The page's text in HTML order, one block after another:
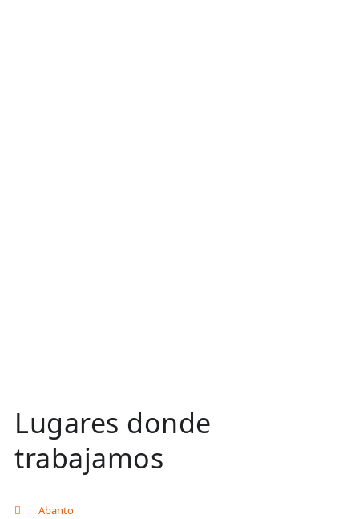
Lugares donde
trabajamos
Abanto